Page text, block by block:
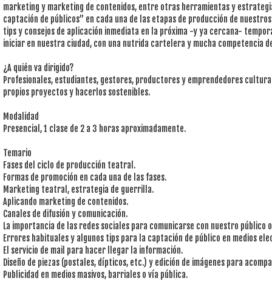
marketing y marketing de contenidos, entre otras herramientas y
captación de públicos” en cada una de las etapas de producción de
tips y consejos de aplicación inmediata en la próxima -y ya cercana-
iniciar en nuestra ciudad, con una nutrida cartelera y mucha competencia
¿A quién va dirigido?
Profesionales, estudiantes, gestores, productores y emprendedores
propios proyectos y hacerlos sostenibles.
Modalidad
Presencial, 1 clase de 2 a 3 horas aproximadamente.
Temario
Fases del ciclo de producción teatral.
Formas de promoción en cada una de las fases.
Marketing teatral, estrategia de guerrilla.
Aplicando marketing de contenidos.
Canales de difusión y comunicación.
La importancia de las redes sociales para comunicarse con nuestro público
Errores habituales y algunos tips para la captación de público en medios
El servicio de mail para hacer llegar la información.
Diseño de piezas (postales, dípticos, etc.) y edición de imágenes para
Publicidad en medios masivos, barriales o vía pública.